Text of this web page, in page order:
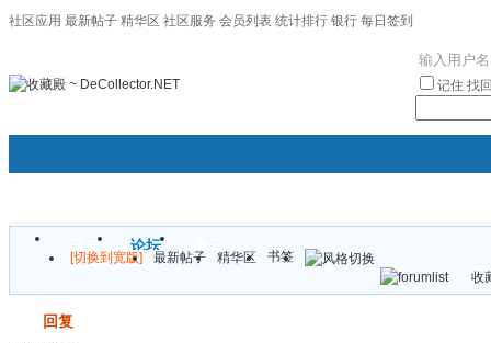
社区应用 最新帖子 精华区 社区服务 会员列表 统计排行 银行 每日签到
记住 找
门户 论坛
[切换到宽版] 最新帖子 精华区
书签
收
回复